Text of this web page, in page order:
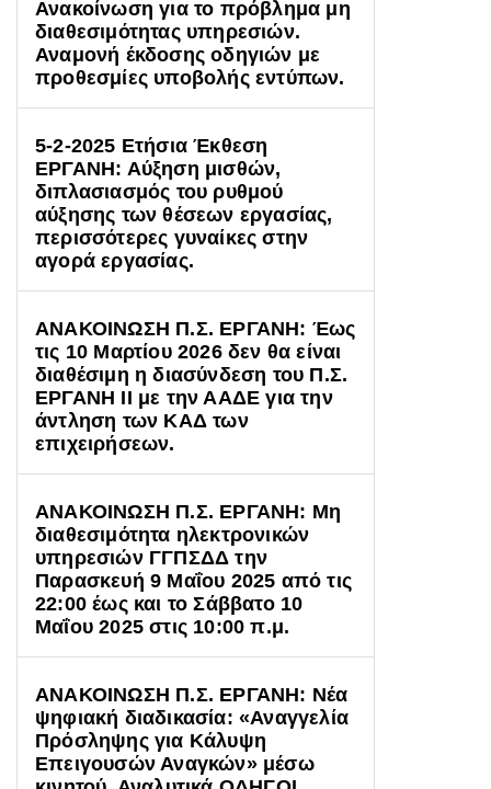
Ανακοίνωση για το πρόβλημα μη
διαθεσιμότητας υπηρεσιών.
Αναμονή έκδοσης οδηγιών με
προθεσμίες υποβολής εντύπων.
5-2-2025 Ετήσια Έκθεση
ΕΡΓΑΝΗ: Αύξηση μισθών,
διπλασιασμός του ρυθμού
αύξησης των θέσεων εργασίας,
περισσότερες γυναίκες στην
αγορά εργασίας.
ΑΝΑΚΟΙΝΩΣΗ Π.Σ. ΕΡΓΑΝΗ: Έως
τις 10 Μαρτίου 2026 δεν θα είναι
διαθέσιμη η διασύνδεση του Π.Σ.
ΕΡΓΑΝΗ II με την ΑΑΔΕ για την
άντληση των ΚΑΔ των
επιχειρήσεων.
ΑΝΑΚΟΙΝΩΣΗ Π.Σ. ΕΡΓΑΝΗ: Μη
διαθεσιμότητα ηλεκτρονικών
υπηρεσιών ΓΓΠΣΔΔ την
Παρασκευή 9 Μαΐου 2025 από τις
22:00 έως και το Σάββατο 10
Μαΐου 2025 στις 10:00 π.μ.
ΑΝΑΚΟΙΝΩΣΗ Π.Σ. ΕΡΓΑΝΗ: Νέα
ψηφιακή διαδικασία: «Αναγγελία
Πρόσληψης για Κάλυψη
Επειγουσών Αναγκών» μέσω